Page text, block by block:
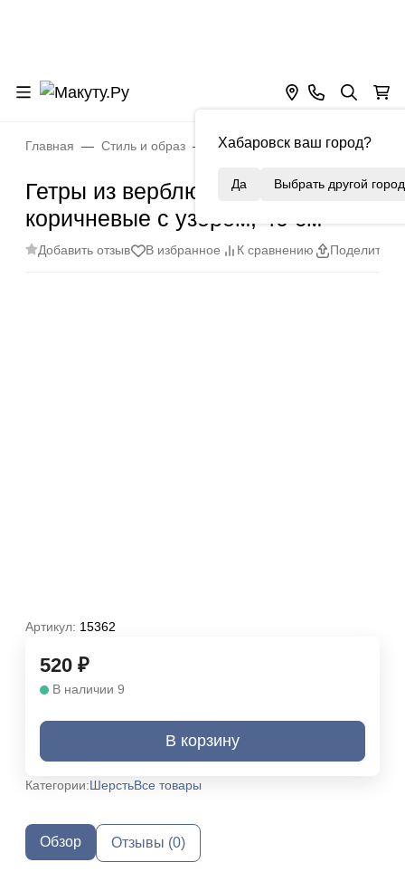
Хабаровск ваш город?
Да Выбрать другой город
Главная Стиль и образ Шерсть Гетры из
Гетры из верблюжьей шерсти,
коричневые с узором, 40 см
Добавить отзыв В избранное К сравнению Поделиться
Артикул: 15362
520 ₽
В наличии 9
В корзину
Категории:ШерстьВсе товары
Обзор Отзывы (0)